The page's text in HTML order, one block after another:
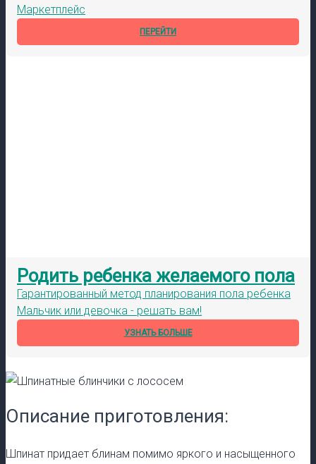
Маркетплейс
ПЕРЕЙТИ
Родить ребенка желаемого пола
Гарантированный метод планирования пола ребенка
Мальчик или девочка - решать вам!
УЗНАТЬ БОЛЬШЕ
Описание приготовления:
Шпинат придает блинам помимо яркого и насыщенного